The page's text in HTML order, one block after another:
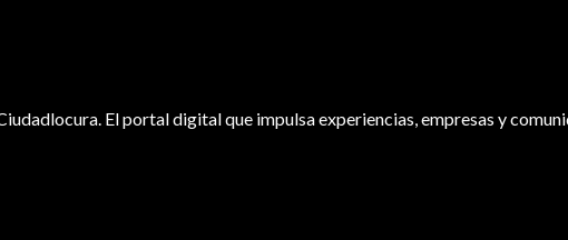
El portal digital que impulsa experiencias, empresas y